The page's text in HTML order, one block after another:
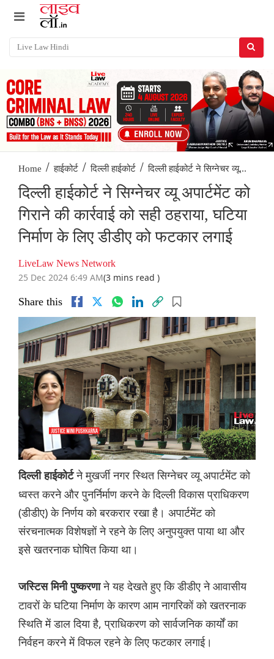
Home / हाईकोर्ट / दिल्ली हाईकोर्ट / दिल्ली हाईकोर्ट ने सिग्नेचर व्यू...
दिल्ली हाईकोर्ट ने सिग्नेचर व्यू अपार्टमेंट को
गिराने की कार्रवाई को सही ठहराया, घटिया
निर्माण के लिए डीडीए को फटकार लगाई
LiveLaw News Network
25 Dec 2024 6:49 AM(3 mins read )
Share this
दिल्ली हाईकोर्टने मुखर्जी नगर स्थित सिग्नेचर व्यू अपार्टमेंट को
ध्वस्त करने और पुनर्निर्माण करने के दिल्ली विकास प्राधिकरण
(डीडीए) के निर्णय को बरकरार रखा है। अपार्टमेंट को
संरचनात्मक विशेषज्ञों ने रहने के लिए अनुपयुक्त पाया था और
इसे खतरनाक घोषित किया था।
जस्टिस मिनी पुष्करणाने यह देखते हुए कि डीडीए ने आवासीय
टावरों के घटिया निर्माण के कारण आम नागरिकों को खतरनाक
स्थिति में डाल दिया है, प्राध‌िकरण को सार्वजनिक कार्यों का
निर्वहन करने में विफल रहने के लिए फटकार लगाई।